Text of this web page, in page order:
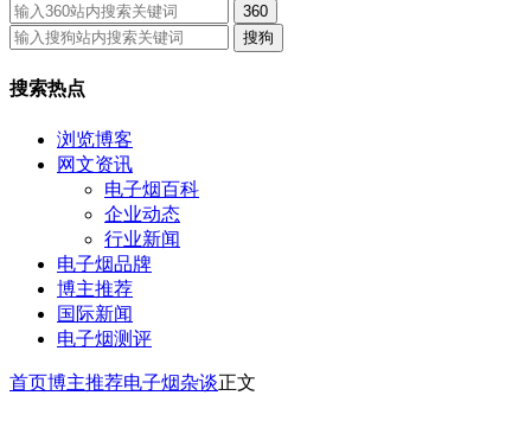
360
搜狗
搜索热点
浏览博客
网文资讯
电子烟百科
企业动态
行业新闻
电子烟品牌
博主推荐
国际新闻
电子烟测评
首页博主推荐电子烟杂谈正文